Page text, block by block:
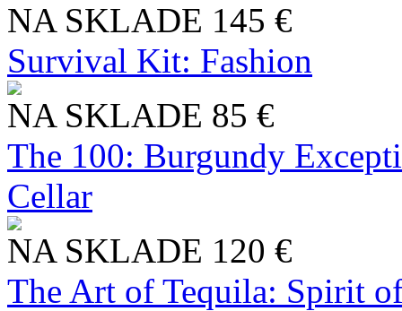
NA SKLADE 145 €
Survival Kit: Fashion
NA SKLADE 85 €
The 100: Burgundy
Cellar
NA SKLADE 120 €
The Art of Tequila: Spirit